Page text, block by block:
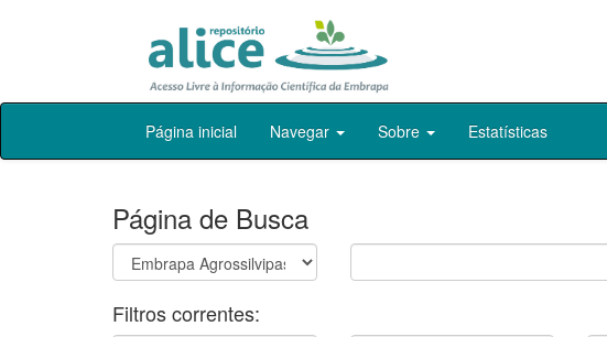
Skip
Página inicial Navegar Sobre Estatísticas
Página de Busca
Filtros correntes: